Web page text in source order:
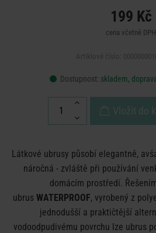
199 Kč
cena včetně DPH
Dostupnost: skladem,
Vložit do
Látkové ubrusy působí elegantně,
náročná - zvláště při používání
domácím prostředí.
ubrus WATERPROOF, vyrobený z
jednodušší a praktičtější
vodoodpudivému povrchu lze ubrus